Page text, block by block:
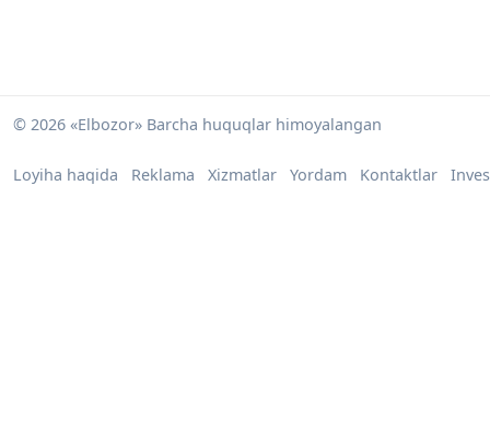
© 2026 «Elbozor» Barcha huquqlar himoyalangan
Loyiha haqida Reklama Xizmatlar Yordam Kontaktlar